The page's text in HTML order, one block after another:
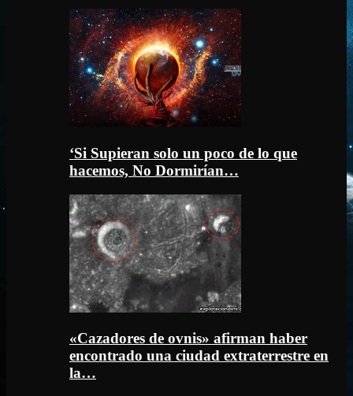
‘Si Supieran solo un poco de lo que
hacemos, No Dormirían…
«Cazadores de ovnis» afirman haber
encontrado una ciudad extraterrestre en
la…